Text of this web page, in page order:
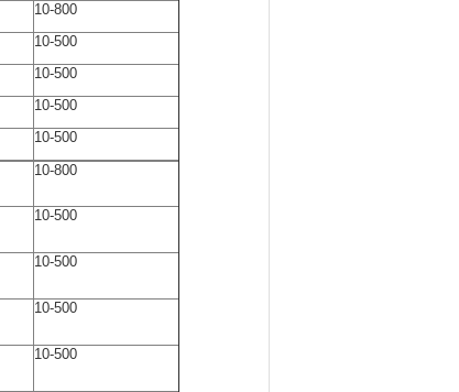
10-800
10-500
10-500
10-500
10-500
10-800
10-500
10-500
10-500
10-500